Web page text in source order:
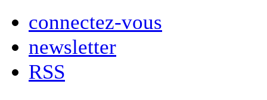
connectez-vous
newsletter
RSS